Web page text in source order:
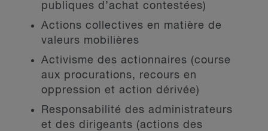
publiques d’achat contestées)
Actions collectives en matière de
valeurs mobilières
Activisme des actionnaires (course
aux procurations, recours en
oppression et action dérivée)
Responsabilité des administrateurs
et des dirigeants (actions des